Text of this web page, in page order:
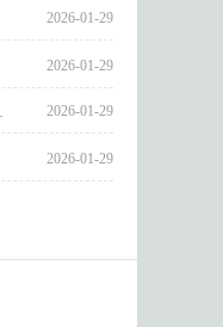
2026-01-29
2026-01-29
2026-01-29
2026-01-29